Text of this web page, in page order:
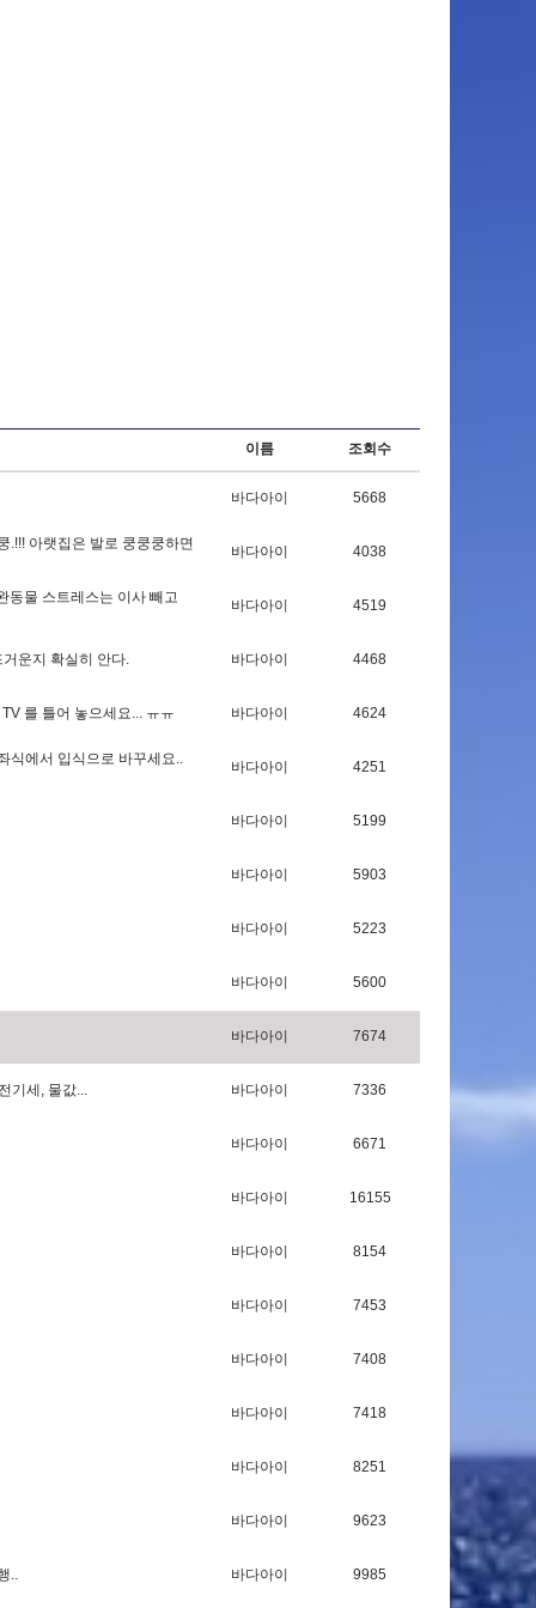
이름 조회수
바다아이 5668
.!!! 아랫집 은 발로 쿵쿵쿵하면 바다아이 4038
동물 스트레 스는 이 사 빼 고 바다아이 4519
거 운지 확실히 안다. 바다아이 4468
TV 를 틀어 놓으세 요... ㅠㅠ 바다아이 4624
식에 서 입 식 으로 바꾸세 요.. 바다아이 4251
바다아이 5199
바다아이 5903
바다아이 5223
바다아이 5600
바다아이 7674
기 세 , 물값... 바다아이 7336
바다아이 6671
바다아이 16155
바다아이 8154
바다아이 7453
바다아이 7408
바다아이 7418
바다아이 8251
바다아이 9623
.. 바다아이 9985